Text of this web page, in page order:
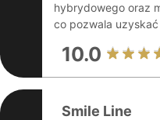
hybrydowego oraz
co pozwala
10.0
Smile Line